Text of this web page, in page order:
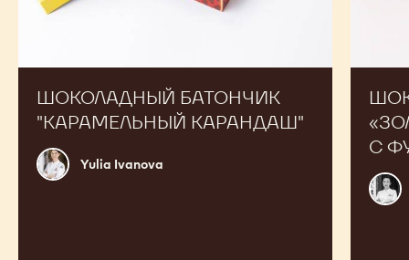
ШОКОЛАДНЫЙ БАТОНЧИК
"КАРАМЕЛЬНЫЙ КАРАНДАШ"
Yulia
Ivanova
Yulia Ivanova
С